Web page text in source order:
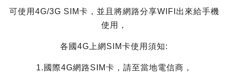
可使用4G/3G SIM卡，並且將網路分享WIFI出來給手機
使用，
各國4G上網SIM卡使用須知:
1.國際4G網路SIM卡，請至當地電信商，